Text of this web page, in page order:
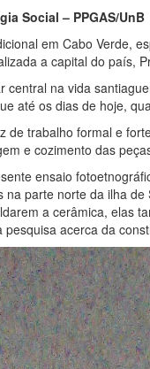
Social – PPGAS/UnB
em Cabo Verde,
a capital do país,
central na vida
até os dias de hoje,
de trabalho formal e
e cozimento das
ensaio
na parte norte da ilha
a cerâmica, elas
acerca da